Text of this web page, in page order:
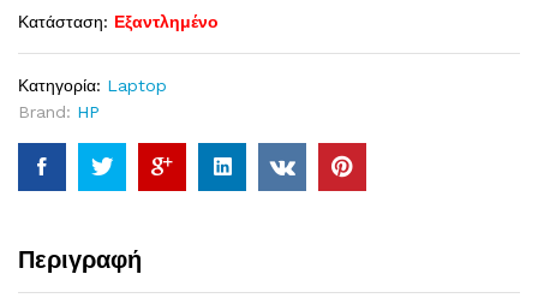
Κατάσταση: Εξαντλημένο
Κατηγορία: Laptop
Brand: HP
Περιγραφή